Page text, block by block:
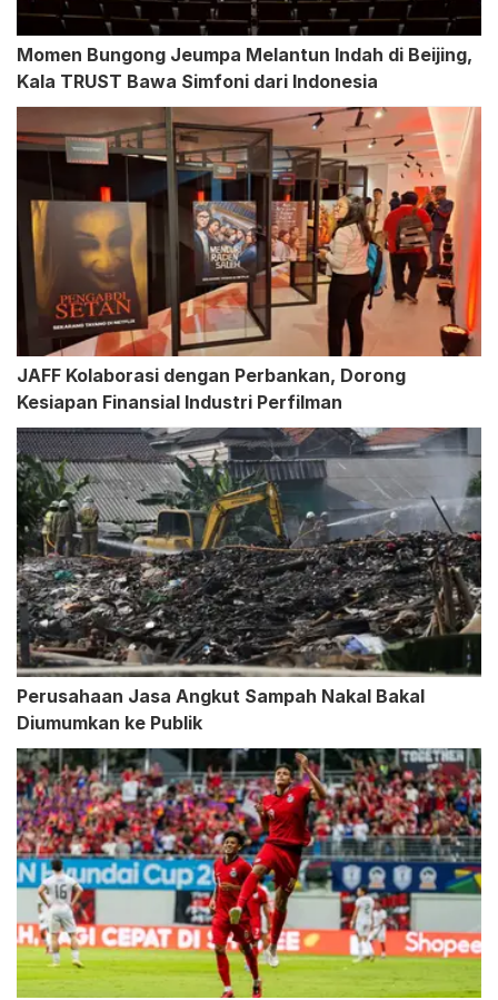
Momen Bungong Jeumpa Melantun Indah di Beijing,
Kala TRUST Bawa Simfoni dari Indonesia
JAFF Kolaborasi dengan Perbankan, Dorong
Kesiapan Finansial Industri Perfilman
Perusahaan Jasa Angkut Sampah Nakal Bakal
Diumumkan ke Publik